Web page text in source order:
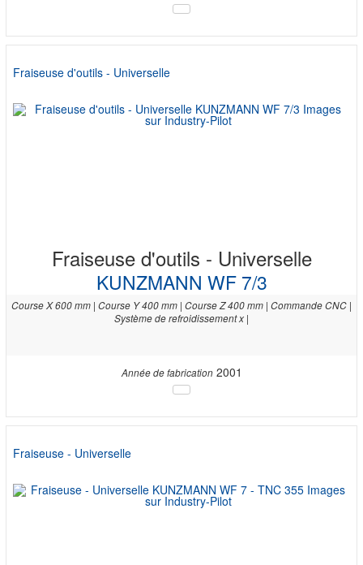
Fraiseuse d'outils - Universelle
Fraiseuse d'outils - Universelle
KUNZMANN WF 7/3
Course X 600 mm | Course Y 400 mm | Course Z 400 mm | Commande CNC |
Système de refroidissement x |
Année de fabrication2001
Fraiseuse - Universelle